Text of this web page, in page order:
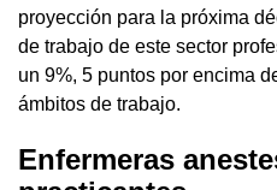
proyección para la próxima
de trabajo de este sector
un 9%, 5 puntos por encima
ámbitos de trabajo.
Enfermeras